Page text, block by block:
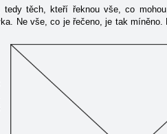
tedy těch, kteří řeknou vše, co
Ne vše, co je řečeno, je tak